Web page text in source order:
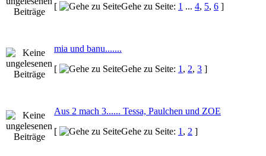
[
Gehe zu Seite: 1 ... 4, 5, 6 ]
mia und banu.......
[
Gehe zu Seite: 1 , 2, 3 ]
Aus 2 mach 3...... Tessa, Paulchen und ZOE
[
Gehe zu Seite: 1 , 2 ]